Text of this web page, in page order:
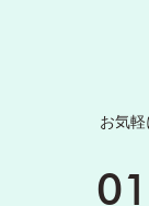
お気軽